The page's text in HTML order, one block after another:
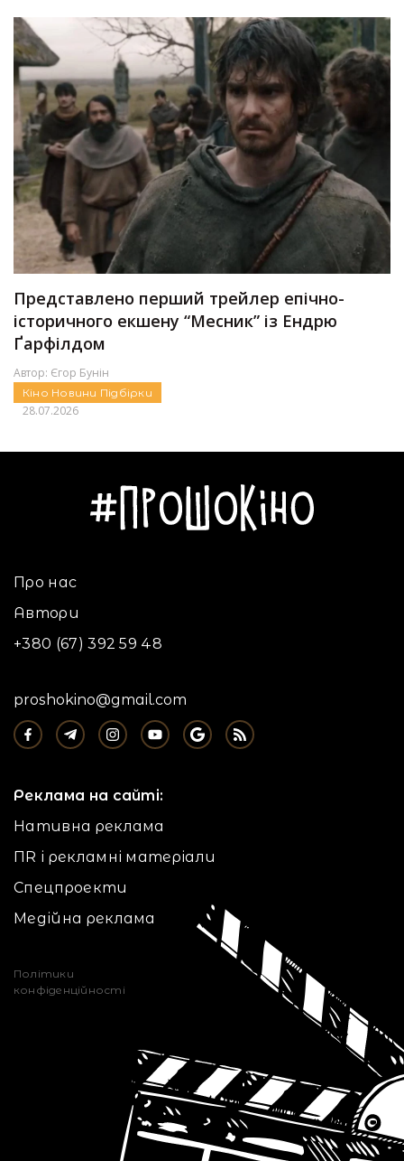
Представлено перший трейлер епічно-
історичного екшену “Месник” із Ендрю
Ґарфілдом
Автор: Єгор Бунін
Кіно Новини Підбірки
28.07.2026
Про нас
Автори
+380 (67) 392 59 48
proshokino@gmail.com
Реклама на сайті:
Нативна реклама
ПR і рекламні матеріали
Спецпроекти
Медійна реклама
Політики
конфіденційності